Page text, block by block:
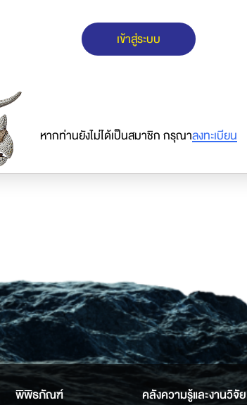
เข้าสู่ระบบ
หากท่านยังไม่ได้เป็นสมาชิก กรุณาลงทะเบียน
พิพิธภัณฑ์ คลังความรู้และงานวิจัย